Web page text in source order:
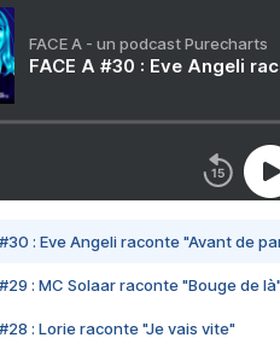
FACE A - un podcast Purecharts
FACE A #30 : Eve Angeli
#30 : Eve Angeli raconte "Avant de
#29 : MC Solaar raconte "Bouge de là"
#28 : Lorie raconte "Je vais vite"